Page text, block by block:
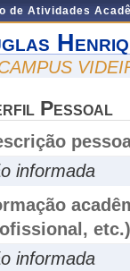
de Atividades
Pessoal
informada
etc.)
informada